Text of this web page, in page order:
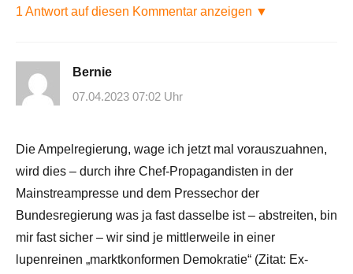
1 Antwort auf diesen Kommentar anzeigen ▼
Bernie
07.04.2023 07:02 Uhr
Die Ampelregierung, wage ich jetzt mal vorauszuahnen,
wird dies – durch ihre Chef-Propagandisten in der
Mainstreampresse und dem Pressechor der
Bundesregierung was ja fast dasselbe ist – abstreiten, bin
mir fast sicher – wir sind je mittlerweile in einer
lupenreinen „marktkonformen Demokratie“ (Zitat: Ex-